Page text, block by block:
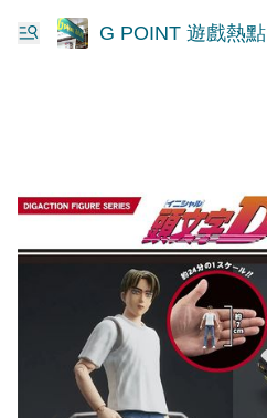
G POINT 遊戲熱點